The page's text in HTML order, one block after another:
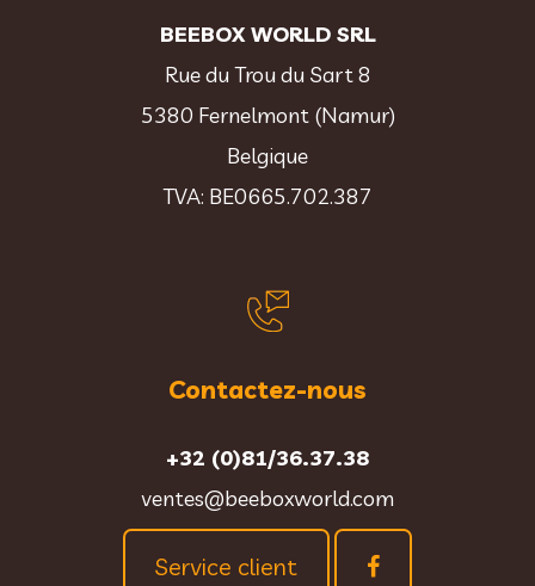
BEEBOX WORLD SRL
Rue du Trou du Sart 8
5380 Fernelmont (Namur)
Belgique
TVA: BE0665.702.387
Contactez-nous
+32 (0)81/36.37.38
ventes@beeboxworld.com
Service client